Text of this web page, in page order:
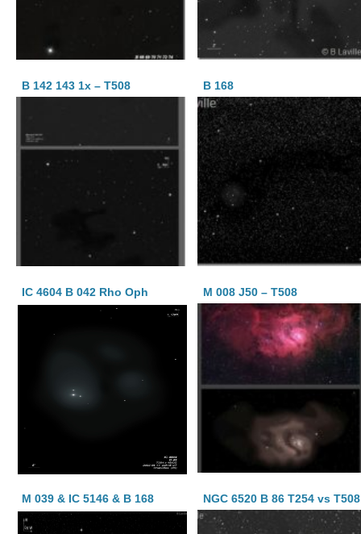
B 142 143 1x – T508 B 168
IC 4604 B 042 Rho Oph M 008 J50 – T508
M 039 & IC 5146 & B 168 NGC 6520 B 86 T254 vs T508